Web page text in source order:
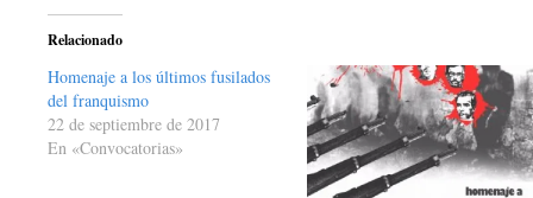
Relacionado
Homenaje a los últimos fusilados
del franquismo
22 de septiembre de 2017
En «Convocatorias»